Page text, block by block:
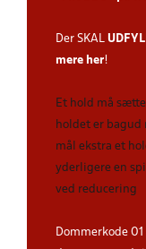
Der SKAL
mere her!
Et hold må
holdet er bagud
mål ekstra et
yderligere en
ved reducering
Dommerkode